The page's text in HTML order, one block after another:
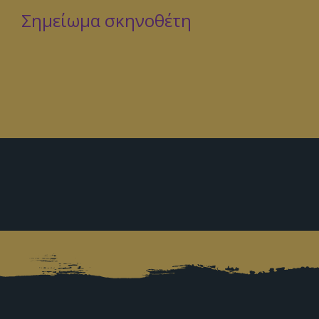
Σημείωμα σκηνοθέτη